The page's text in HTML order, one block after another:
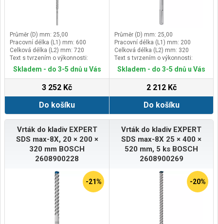
Průměr (D) mm: 25,00
Pracovní délka (L1) mm: 600
Celková délka (L2) mm: 720
Text s tvrzením o výkonnosti:
Vydrží až 3× déle než vrták Bosch
SDS max-4
Skladem - do 3-5 dnů u Vás
3 252 Kč
Do košíku
Průměr (D) mm: 25,00
Pracovní délka (L1) mm: 200
Celková délka (L2) mm: 320
Text s tvrzením o výkonnosti:
Vydrží až 3× déle než vrták Bosch
SDS max-4
Skladem - do 3-5 dnů u Vás
2 212 Kč
Do košíku
Vrták do kladiv EXPERT
SDS max-8X, 20 × 200 ×
320 mm BOSCH
2608900228
-21%
Vrták do kladiv EXPERT
SDS max-8X 25 × 400 ×
520 mm, 5 ks BOSCH
2608900269
-20%